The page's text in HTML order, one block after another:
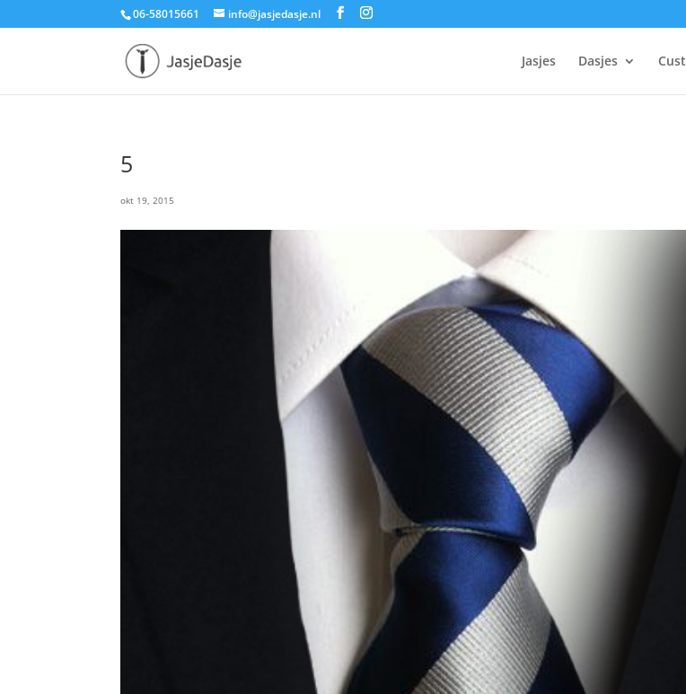
06-58015661 info@jasjedasje.nl
Jasjes Dasjes
5
okt 19, 2015